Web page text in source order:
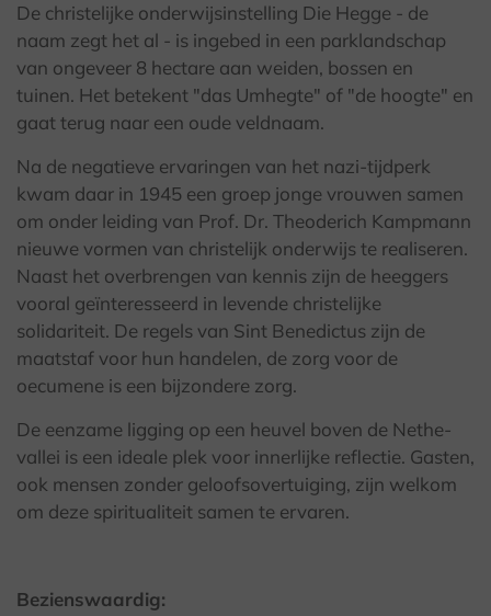
De christelijke onderwijsinstelling Die Hegge - de
naam zegt het al - is ingebed in een parklandschap
van ongeveer 8 hectare aan weiden, bossen en
tuinen. Het betekent "das Umhegte" of "de hoogte" en
gaat terug naar een oude veldnaam.
Na de negatieve ervaringen van het nazi-tijdperk
kwam daar in 1945 een groep jonge vrouwen samen
om onder leiding van Prof. Dr. Theoderich Kampmann
nieuwe vormen van christelijk onderwijs te realiseren.
Naast het overbrengen van kennis zijn de heeggers
vooral geïnteresseerd in levende christelijke
solidariteit. De regels van Sint Benedictus zijn de
maatstaf voor hun handelen, de zorg voor de
oecumene is een bijzondere zorg.
De eenzame ligging op een heuvel boven de Nethe-
vallei is een ideale plek voor innerlijke reflectie. Gasten,
ook mensen zonder geloofsovertuiging, zijn welkom
om deze spiritualiteit samen te ervaren.
Bezienswaardig: